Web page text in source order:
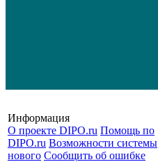
Информация
О проекте DIPO.ru Помощь по
DIPO.ru Возможности системы
нового Сообщить об ошибке